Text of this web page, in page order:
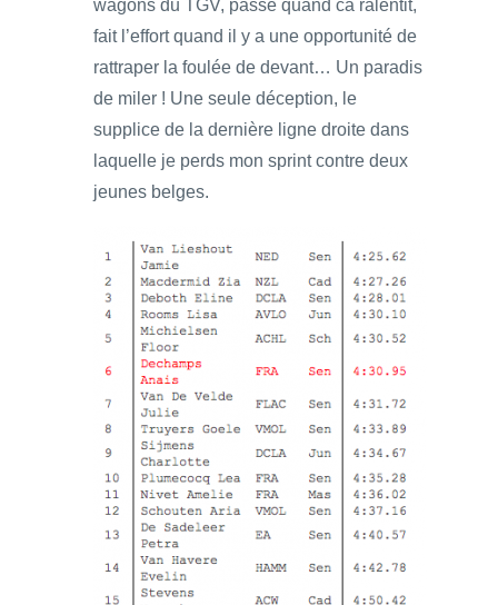
wagons du TGV, passe quand ca ralentit,
fait l’effort quand il y a une opportunité de
rattraper la foulée de devant… Un paradis
de miler ! Une seule déception, le
supplice de la dernière ligne droite dans
laquelle je perds mon sprint contre deux
jeunes belges.